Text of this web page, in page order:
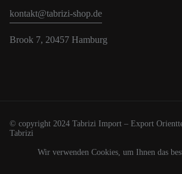
kontakt@tabrizi-shop.de
Brook 7, 20457 Hamburg
© copyright 2024 Tabrizi Import – Export
Tabrizi
Wir verwenden Cookies, um Ihnen das